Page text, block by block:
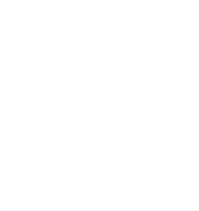
El Puerto de Punta del